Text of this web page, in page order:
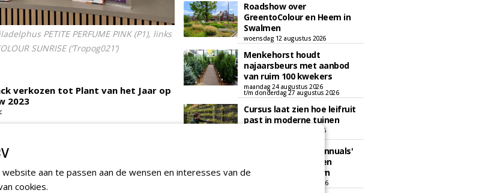
PETITE PERFUME PINK (P1), links
SUNRISE (‘Tropog021’)
verkozen tot Plant van het Jaar op
2023
sierkers wint Plant van het Jaar
Show
Roadshow over
GreentoColour en Heem in
Swalmen
woensdag 12 augustus 2026
Menkehorst houdt
najaarsbeurs met aanbod
van ruim 100 kwekers
maandag 24 augustus 2026
t/m donderdag 27 augustus 2026
Cursus laat zien hoe leifruit
past in moderne tuinen
woensdag 26 augustus 2026
Vakdag 'All About Annuals'
zet eenjarige planten
centraal in Appeltern
donderdag 27 augustus 2026
aan te passen aan de wensen en interesses van de
cookies.